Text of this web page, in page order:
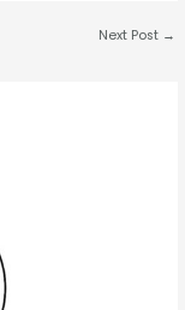
Next Post →